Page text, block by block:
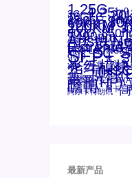
1.25G 1x9
3G 4.25g
16GFC
28.05G 30km
60km
120KM
200KM
800G
1490nm
ANBR-1414TZ
Arista
Cisco CSFP
Extreme
MPO-LC
qsfp SC
SFP+
xfp 万兆 交换
光纤模块
华三
博科 博科
安华高 安华高
惠普(HP)
瞻博 网卡
阿尔卡特朗讯
最新产品